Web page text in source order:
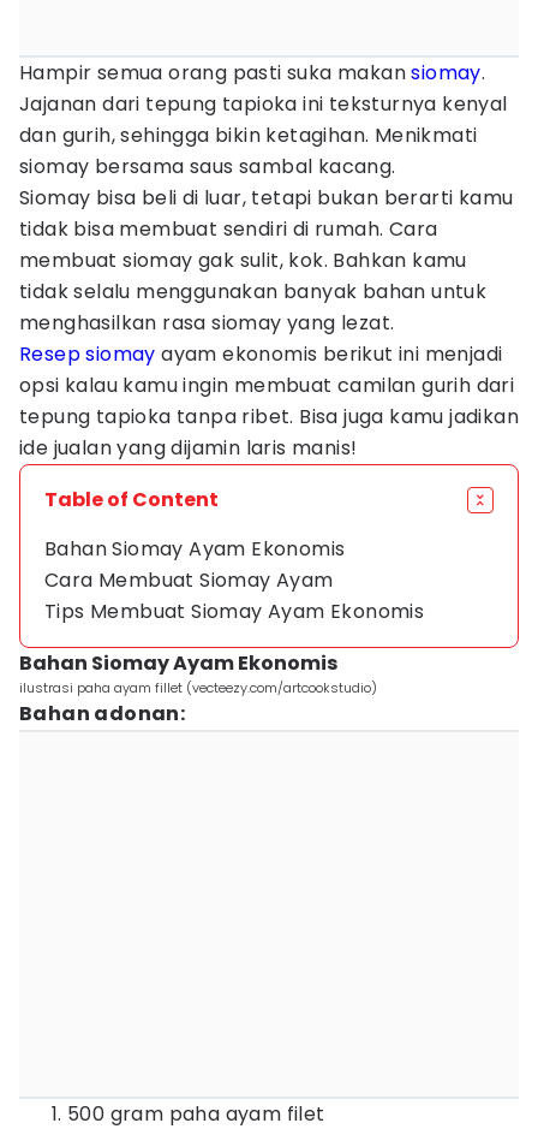
Hampir semua orang pasti suka makansiomay.
Jajanan dari tepung tapioka ini teksturnya kenyal
dan gurih, sehingga bikin ketagihan. Menikmati
siomay bersama saus sambal kacang.
Siomay bisa beli di luar, tetapi bukan berarti kamu
tidak bisa membuat sendiri di rumah. Cara
membuat siomay gak sulit, kok. Bahkan kamu
tidak selalu menggunakan banyak bahan untuk
menghasilkan rasa siomay yang lezat.
Resep siomay ayam ekonomis berikut ini menjadi
opsi kalau kamu ingin membuat camilan gurih dari
tepung tapioka tanpa ribet. Bisa juga kamu jadikan
ide jualan yang dijamin laris manis!
Table of Content
Bahan Siomay Ayam Ekonomis
Cara Membuat Siomay Ayam
Tips Membuat Siomay Ayam Ekonomis
Bahan Siomay Ayam Ekonomis
ilustrasi paha ayam fillet (vecteezy.com/artcookstudio)
Bahan adonan:
500 gram paha ayam filet